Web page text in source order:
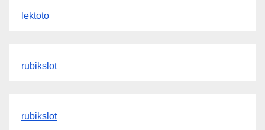
lektoto
rubikslot
rubikslot